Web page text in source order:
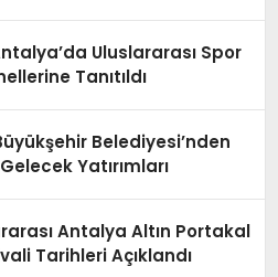
Uluslararası Spor
Tanıtıldı
Belediyesi’nden
Yatırımları
Antalya Altın Portakal
Tarihleri Açıklandı